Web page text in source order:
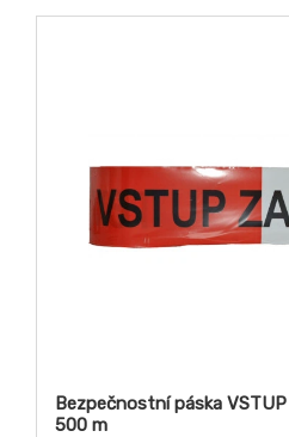
Bezpečnostní páska
500 m